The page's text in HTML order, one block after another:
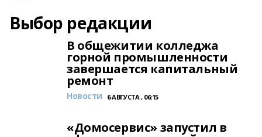
Выбор редакции
В общежитии колледжа
горной промышленности
завершается капитальный
ремонт
Новости 6 АВГУСТА , 06:15
«Домосервис» запустил в